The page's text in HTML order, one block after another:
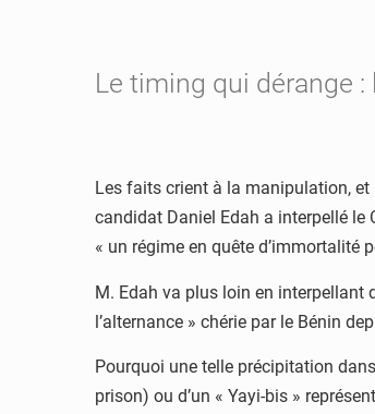
Le timing qui dérange
Les faits crient à la manipulation, et
candidat Daniel Edah a interpellé le
« un régime en quête d’immortalité
M. Edah va plus loin en interpellant
l’alternance » chérie par le Bénin
Pourquoi une telle précipitation
prison) ou d’un « Yayi-bis »